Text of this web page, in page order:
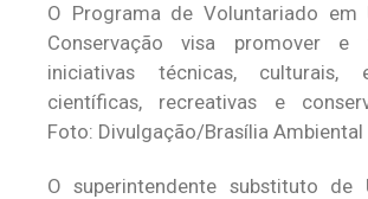
O Programa de Voluntariado em
Conservação visa promover e
iniciativas técnicas, culturais,
científicas, recreativas e
Foto: Divulgação/Brasília Ambiental
O superintendente substituto de